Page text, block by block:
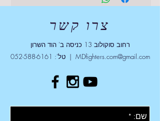
צרו קשר
רחוב סוקולוב 13 כניסה ב' הוד השרון
MDfighters.com@gmail.com | טל': 052-588-6161